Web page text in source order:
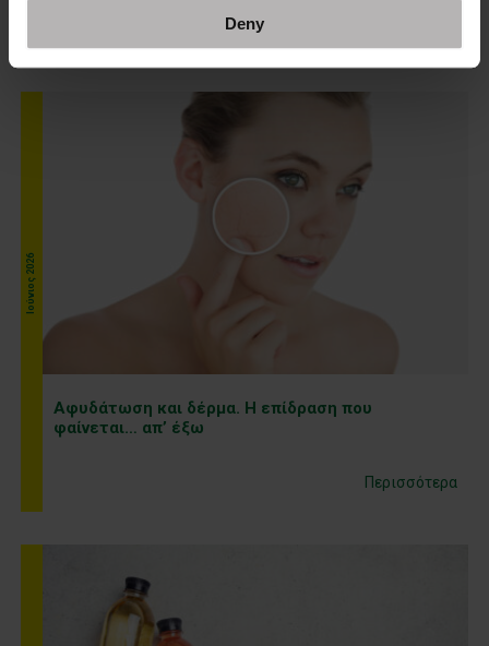
Deny
Ιούνιος 2026
Αφυδάτωση και δέρμα. Η επίδραση που
φαίνεται… απ’ έξω
Περισσότερα